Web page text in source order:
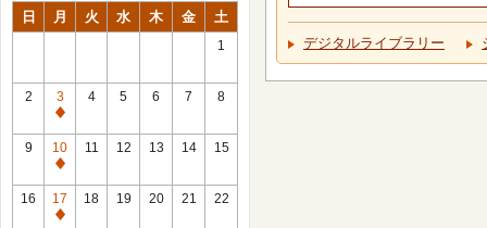
日 月 火 水 木 金 土
1
2
3
休
館
日
4 5 6 7 8
9
10
休
館
日
11 12 13 14 15
16
17
休
18 19 20 21 22
デジタルライブラリー